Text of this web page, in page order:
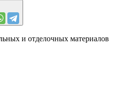
и отделочных материалов